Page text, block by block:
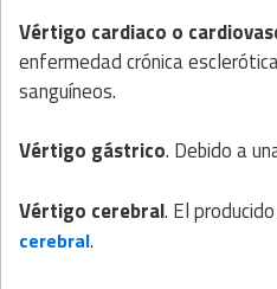
Vértigo cardiaco o
enfermedad crónica
sanguíneos.
Vértigo gástrico. Debido a
Vértigo cerebral. El
cerebral.